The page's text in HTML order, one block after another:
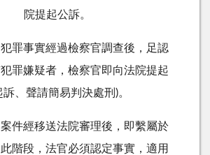
院提起公訴。
罪事實經過檢察官調查後，足認
罪嫌疑者，檢察官即向法院提起
訴、聲請簡易判決處刑 )。
件經移送法院審理後，即繫屬於
階段，法官必須認定事實，適用